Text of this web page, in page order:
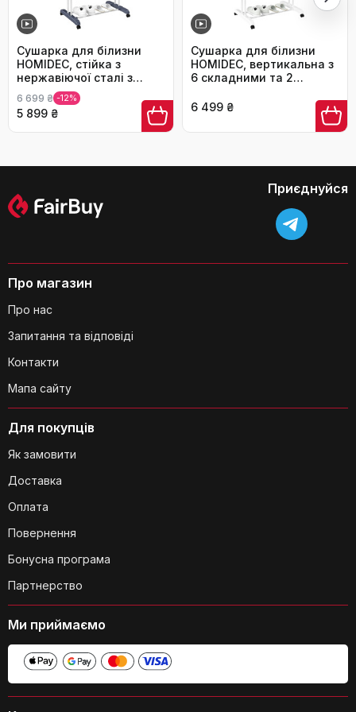
Чи можна регулювати висоту кожного
ярусу сушарки?
використовується?
Чи можна використовувати сушарку
ковдри?
Чи підходять обертові крила для
сушіння великих речей, таких як
Сушарка для білизни
HOMIDEC, стійка з
нержавіючої сталі з
роликами, 6 складаних і
2 обертових крила, для
дому та вулиці, сіра L
6 699 ₴ -12%
5 899 ₴
Сушарка для білизни
HOMIDEC, вертикальна з
6 складними та 2
колесах, велика, біла
6 499 ₴
Для покупців
Як замовити
Доставка
Оплата
Повернення
Бонусна програма
Партнерство
Про магазин
Про нас
Запитання та відповіді
Контакти
Мапа сайту
Приєднуйся
Ми приймаємо